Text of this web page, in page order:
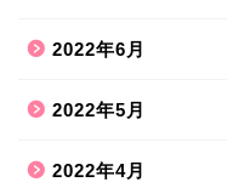
2022年6月
2022年5月
2022年4月